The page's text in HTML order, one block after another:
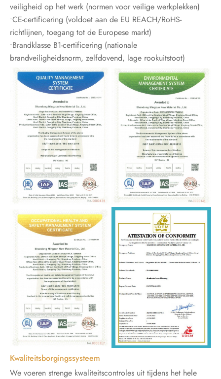
veiligheid op het werk (normen voor veilige werkplekken)
•CE-certificering (voldoet aan de EU REACH/RoHS-
richtlijnen, toegang tot de Europese markt)
•Brandklasse B1-certificering (nationale
brandveiligheidsnorm, zelfdovend, lage rookuitstoot)
Kwaliteitsborgingssysteem
We voeren strenge kwaliteitscontroles uit tijdens het hele